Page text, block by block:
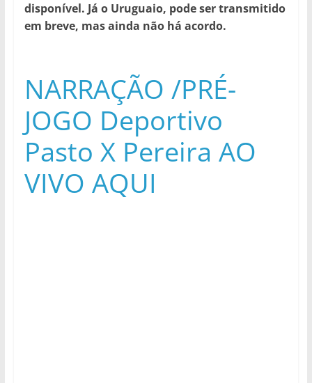
disponível. Já o Uruguaio, pode ser transmitido
em breve, mas ainda não há acordo.
NARRAÇÃO /PRÉ-
JOGO Deportivo
Pasto X Pereira AO
VIVO AQUI